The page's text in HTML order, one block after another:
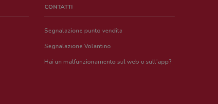
CONTATTI
Segnalazione punto vendita
Segnalazione Volantino
Hai un malfunzionamento sul web o sull'app?